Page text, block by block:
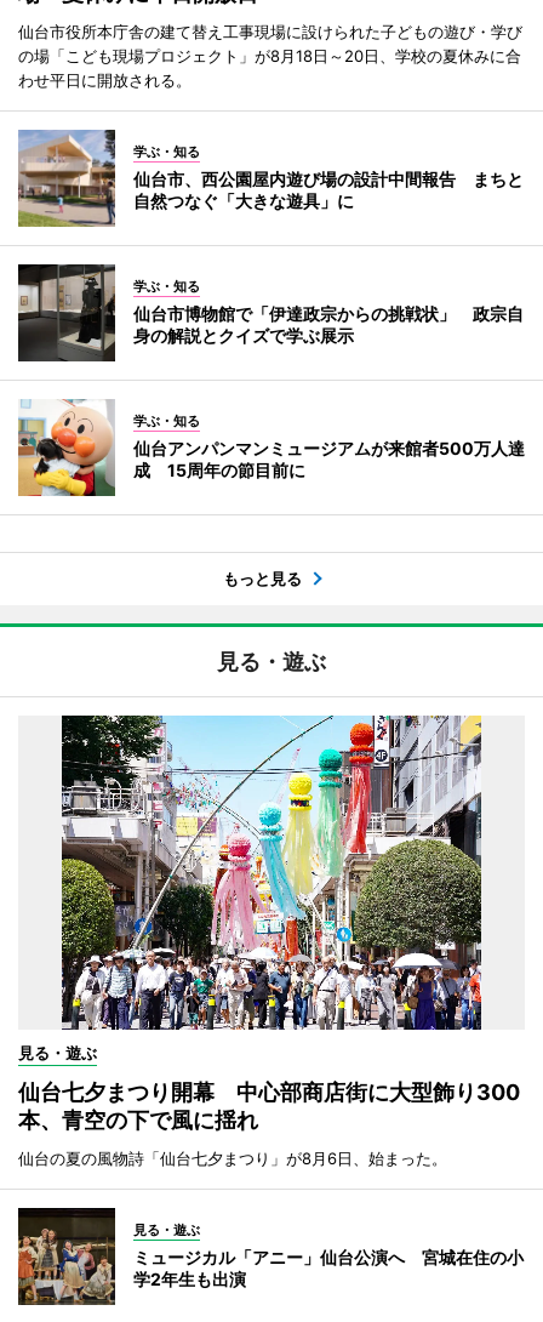
仙台市役所本庁舎の建て替え工事現場に設けられた子どもの遊び・学び
の場「こども現場プロジェクト」が8月18日～20日、学校の夏休みに合
わせ平日に開放される。
学ぶ・知る
仙台市、西公園屋内遊び場の設計中間報告 まちと
自然つなぐ「大きな遊具」に
学ぶ・知る
仙台市博物館で「伊達政宗からの挑戦状」 政宗自
身の解説とクイズで学ぶ展示
学ぶ・知る
仙台アンパンマンミュージアムが来館者500万人達
成 15周年の節目前に
もっと見る
見る・遊ぶ
見る・遊ぶ
仙台七夕まつり開幕 中心部商店街に大型飾り300
本、青空の下で風に揺れ
仙台の夏の風物詩「仙台七夕まつり」が8月6日、始まった。
見る・遊ぶ
ミュージカル「アニー」仙台公演へ 宮城在住の小
学2年生も出演